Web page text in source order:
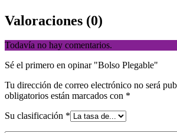
Valoraciones (0)
Todavía no hay comentarios.
Sé el primero en opinar "Bolso Plegable"
Tu dirección de correo electrónico no será
obligatorios están marcados con *
Su clasificación *